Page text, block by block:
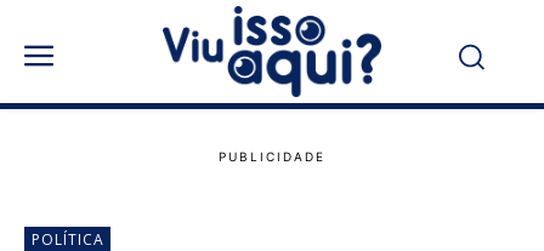
POLÍTICA